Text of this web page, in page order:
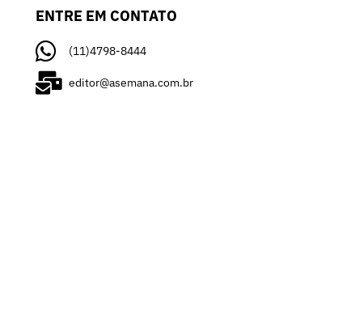
ENTRE EM CONTATO
(11)4798-8444
editor@asemana.com.br